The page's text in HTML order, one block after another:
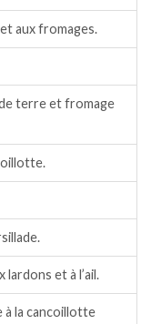
aux fromages.
terre et fromage
et à l’ail.
la cancoillotte